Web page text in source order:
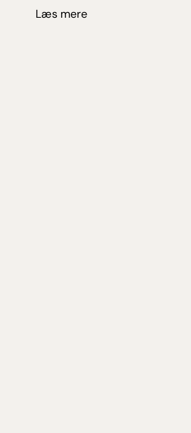
base under rejsen.
Læs mere